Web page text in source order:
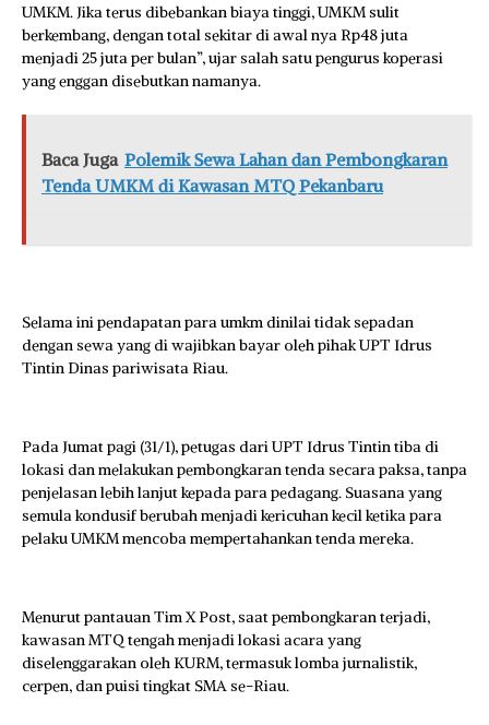
UMKM. Jika terus dibebankan biaya tinggi, UMKM sulit
berkembang, dengan total sekitar di awal nya Rp48 juta
menjadi 25 juta per bulan”, ujar salah satu pengurus koperasi
yang enggan disebutkan namanya.
Baca Juga Polemik Sewa Lahan dan Pembongkaran
Tenda UMKM di Kawasan MTQ Pekanbaru
Selama ini pendapatan para umkm dinilai tidak sepadan
dengan sewa yang di wajibkan bayar oleh pihak UPT Idrus
Tintin Dinas pariwisata Riau.
Pada Jumat pagi (31/1), petugas dari UPT Idrus Tintin tiba di
lokasi dan melakukan pembongkaran tenda secara paksa, tanpa
penjelasan lebih lanjut kepada para pedagang. Suasana yang
semula kondusif berubah menjadi kericuhan kecil ketika para
pelaku UMKM mencoba mempertahankan tenda mereka.
Menurut pantauan Tim X Post, saat pembongkaran terjadi,
kawasan MTQ tengah menjadi lokasi acara yang
diselenggarakan oleh KURM, termasuk lomba jurnalistik,
cerpen, dan puisi tingkat SMA se-Riau.